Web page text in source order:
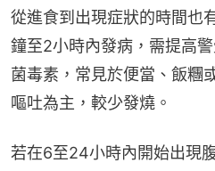
從進食到出現症狀的時間也
鐘至2小時內發病，需提高
菌毒素，常見於便當、飯糰
嘔吐為主，較少發燒。
若在6至24小時內開始出現